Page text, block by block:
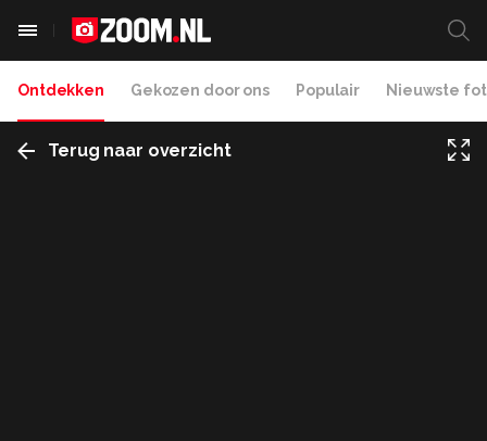
Ontdekken Gekozen door ons Populair Nieuwste
Terug naar overzicht